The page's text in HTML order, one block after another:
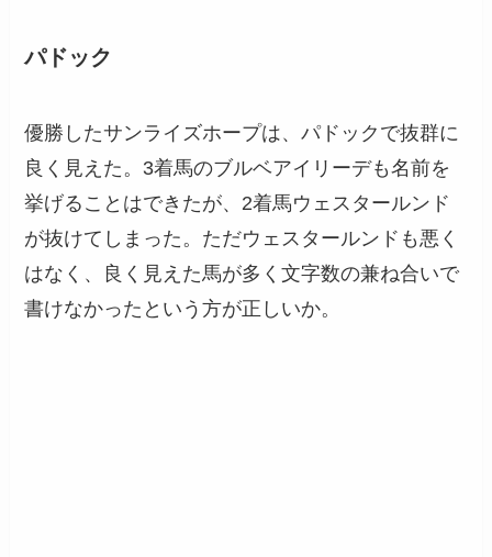
パドック
優勝したサンライズホープは、パドックで抜群に
良く見えた。3着馬のブルベアイリーデも名前を
挙げることはできたが、2着馬ウェスタールンド
が抜けてしまった。ただウェスタールンドも悪く
はなく、良く見えた馬が多く文字数の兼ね合いで
書けなかったという方が正しいか。